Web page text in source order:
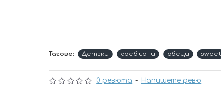
0 ревюта - Напишете ревю
Тагове: Детски сребърни обеци sweet